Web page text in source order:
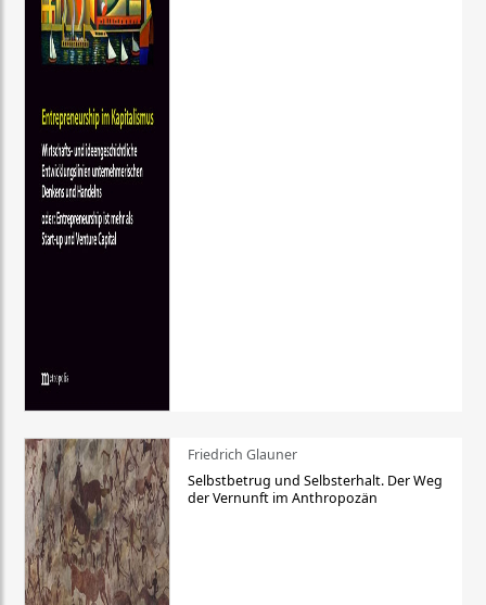
Friedrich Glauner
Selbstbetrug und Selbsterhalt. Der Weg
der Vernunft im Anthropozän